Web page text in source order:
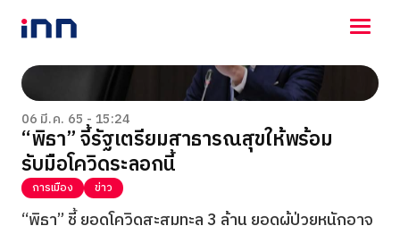
NEWS
ENTERTAINMENT
LIFESTYLE
HOROSCOPE
LOTTERY
VIDEO
06 มี.ค. 65 - 15:24
“พิธา” จี้รัฐเตรียมสาธารณสุขให้พร้อม
รับมือโควิดระลอกนี้
การเมือง ข่าว